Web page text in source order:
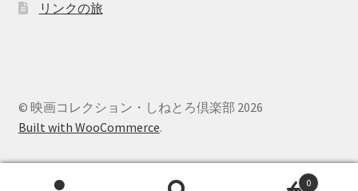
リンクの旅
© 映画コレクション・しねとろ倶楽部 2026
Built with WooCommerce.
0